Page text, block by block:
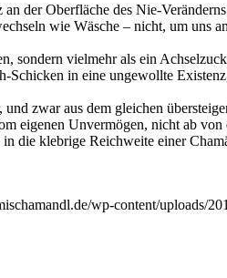
der Ober­flä­che des Nie-
wie Wäsche – nicht, um uns
son­dern viel­mehr als ein
in eine unge­woll­te
zwar aus dem glei­chen
eige­nen Unver­mö­gen, nicht ab
die kleb­ri­ge Reich­wei­te einer
wp-content/uploads/